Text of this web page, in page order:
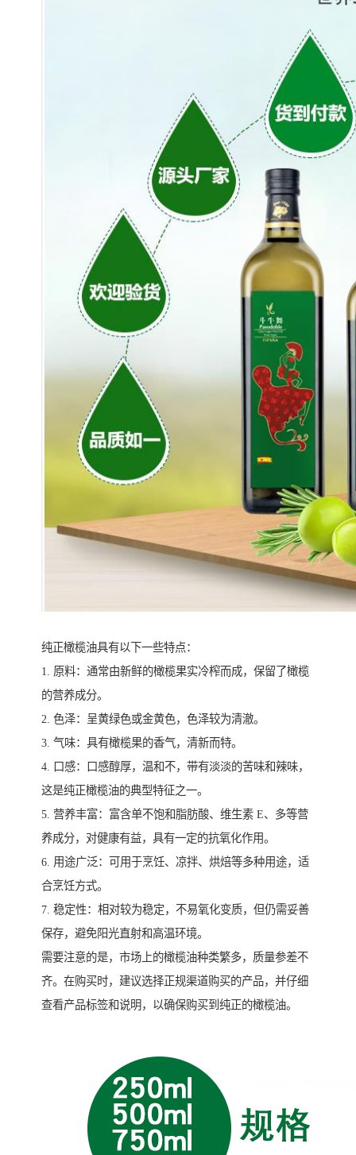
纯正橄榄油具有以下一些特点：
1. 原料：通常由新鲜的橄榄果实冷榨而成，保留了橄榄
的营养成分。
2. 色泽：呈黄绿色或金黄色，色泽较为清澈。
3. 气味：具有橄榄果的香气，清新而特。
4. 口感：口感醇厚，温和不，带有淡淡的苦味和辣味，
这是纯正橄榄油的典型特征之一。
5. 营养丰富：富含单不饱和脂肪酸、维生素 E、多等营
养成分，对健康有益，具有一定的抗氧化作用。
6. 用途广泛：可用于烹饪、凉拌、烘焙等多种用途，适
合烹饪方式。
7. 稳定性：相对较为稳定，不易氧化变质，但仍需妥善
保存，避免阳光直射和高温环境。
需要注意的是，市场上的橄榄油种类繁多，质量参差不
齐。在购买时，建议选择正规渠道购买的产品，并仔细
查看产品标签和说明，以确保购买到纯正的橄榄油。